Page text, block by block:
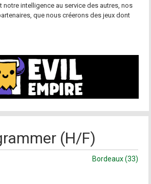
notre intelligence au service des autres, nos
que nous créerons des jeux dont
(H/F)
Bordeaux (33)